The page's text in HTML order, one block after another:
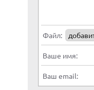
Файл:
Ваше имя:
Ваш email: